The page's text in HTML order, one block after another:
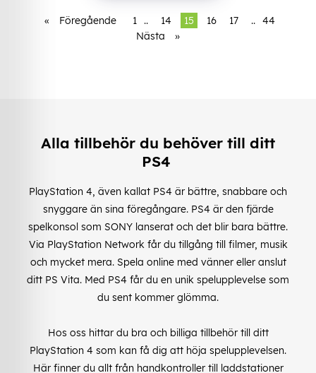
« Föregående 1 .. 14 15 16 17 .. 44
Nästa
»
Alla tillbehör du behöver till ditt
PS4
PlayStation 4, även kallat PS4 är bättre, snabbare och
snyggare än sina föregångare. PS4 är den fjärde
spelkonsol som SONY lanserat och det blir bara bättre.
Via PlayStation Network får du tillgång till filmer, musik
och mycket mera. Spela online med vänner eller anslut
ditt PS Vita. Med PS4 får du en unik spelupplevelse som
du sent kommer glömma.
Hos oss hittar du bra och billiga tillbehör till ditt
PlayStation 4 som kan få dig att höja spelupplevelsen.
Här finner du allt från handkontroller till laddstationer